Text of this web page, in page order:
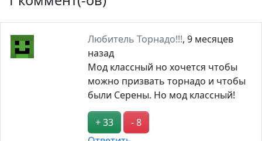
Любитель Торнадо!!!, 9 месяцев
назад
Мод классный но хочется чтобы
можно призвать торнадо и чтобы
были Серены. Но мод классный!
+ 33
- 8